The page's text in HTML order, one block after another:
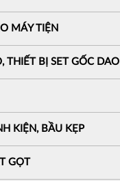
MÁY TIỆN
THIẾT BỊ SET GỐC DAO
KIỆN, BẦU KẸP
GỌT